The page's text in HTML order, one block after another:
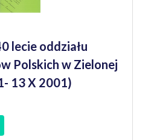
lecie oddziału
Polskich w Zielonej
13 X 2001)